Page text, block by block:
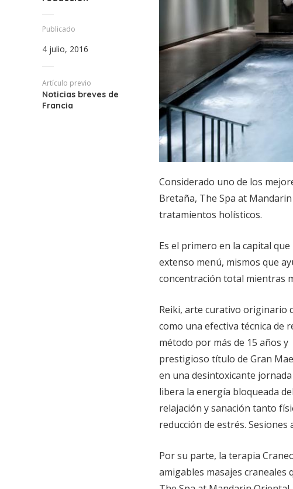
Publicado
4 julio, 2016
Artículo previo
Noticias breves de
Francia
Considerado uno de los
Bretaña, The Spa at
tratamientos holísticos.
Es el primero en la capital
extenso menú, mismos que
concentración total mientras
Reiki, arte curativo originario
como una efectiva técnica de
método por más de 15 años
prestigioso título de Gran
en una desintoxicante
libera la energía bloqueada
relajación y sanación tanto
reducción de estrés.
Por su parte, la terapia
amigables masajes